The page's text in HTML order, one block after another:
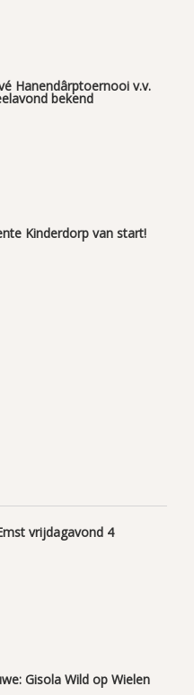
Hanendârptoernooi v.v.
bekend
Kinderdorp van start!
vrijdagavond 4
Gisola Wild op Wielen